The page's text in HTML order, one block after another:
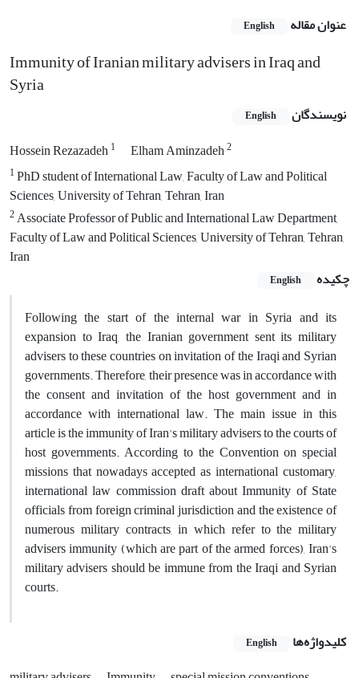
عنوان مقاله English
Immunity of Iranian military advisers in Iraq and
Syria
نویسندگان English
Hossein Rezazadeh1 Elham Aminzadeh2
1PhD student of International Law, Faculty of Law and Political
Sciences, University of Tehran, Tehran, Iran
2Associate Professor of Public and International Law Department,
Faculty of Law and Political Sciences, University of Tehran, Tehran,
Iran
چکیده
English
Following the start of the internal war in Syria and its
expansion to Iraq, the Iranian government sent its military
advisers to these countries on invitation of the Iraqi and Syrian
governments. Therefore, their presence was in accordance with
the consent and invitation of the host government and in
accordance with international law. The main issue in this
article is the immunity of Iran's military advisers to the courts of
host governments. According to the Convention on special
missions that nowadays accepted as international customary,
international law commission draft about Immunity of State
officials from foreign criminal jurisdiction and the existence of
numerous military contracts, in which refer to the military
advisers immunity (which are part of the armed forces), Iran's
military advisers should be immune from the Iraqi and Syrian
courts.
کلیدواژه‌ها English